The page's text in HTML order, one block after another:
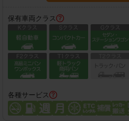
保有車両クラス
各種サービス